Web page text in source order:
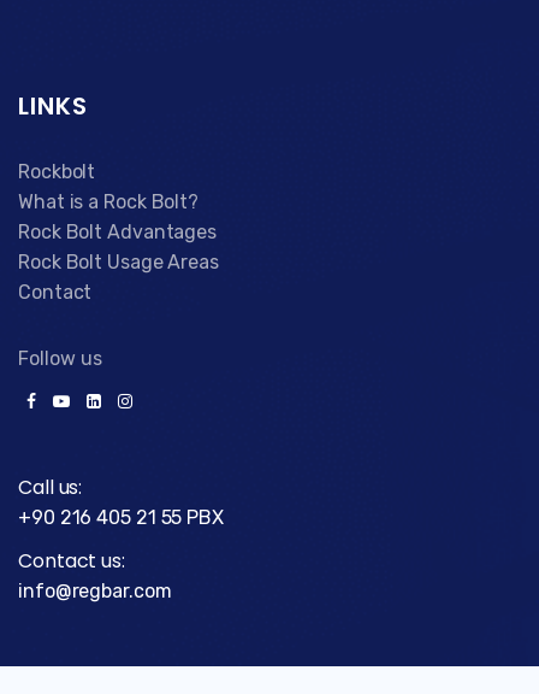
LINKS
Rockbolt
What is a Rock Bolt?
Rock Bolt Advantages
Rock Bolt Usage Areas
Contact
Follow us
Call us:
+90 216 405 21 55 PBX
Contact us:
info@regbar.com